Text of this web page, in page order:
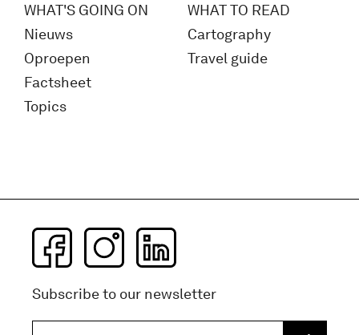
WHAT'S GOING ON
Nieuws
Oproepen
Factsheet
Topics
WHAT TO READ
Cartography
Travel guide
Subscribe to our newsletter